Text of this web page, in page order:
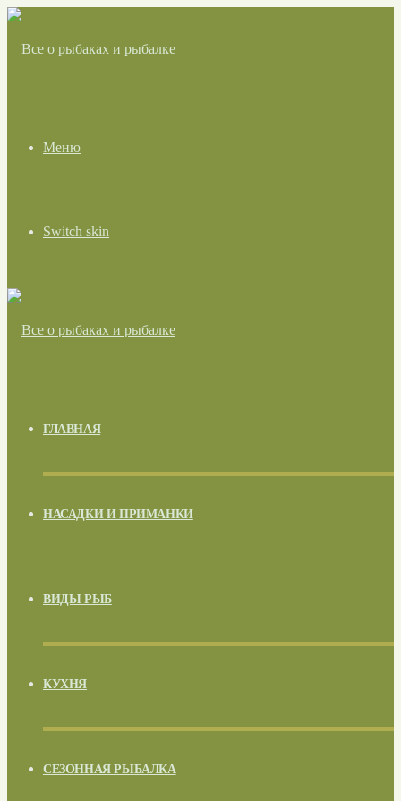
Меню
Switch skin
ГЛАВНАЯ
НАСАДКИ И ПРИМАНКИ
ВИДЫ РЫБ
КУХНЯ
СЕЗОННАЯ РЫБАЛКА